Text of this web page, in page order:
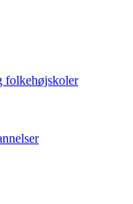
folkehøjskoler